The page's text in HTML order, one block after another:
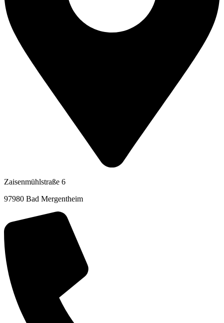
Zaisenmühlstraße 6
97980 Bad Mergentheim